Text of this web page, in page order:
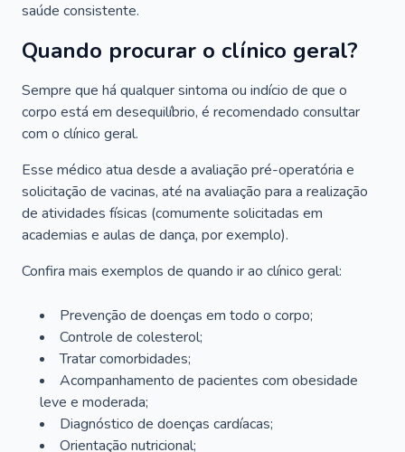
saúde consistente.
Quando procurar o clínico geral?
Sempre que há qualquer sintoma ou indício de que o
corpo está em desequilíbrio, é recomendado consultar
com o clínico geral.
Esse médico atua desde a avaliação pré-operatória e
solicitação de vacinas, até na avaliação para a realização
de atividades físicas (comumente solicitadas em
academias e aulas de dança, por exemplo).
Confira mais exemplos de quando ir ao clínico geral:
Prevenção de doenças em todo o corpo;
Controle de colesterol;
Tratar comorbidades;
Acompanhamento de pacientes com obesidade
leve e moderada;
Diagnóstico de doenças cardíacas;
Orientação nutricional;